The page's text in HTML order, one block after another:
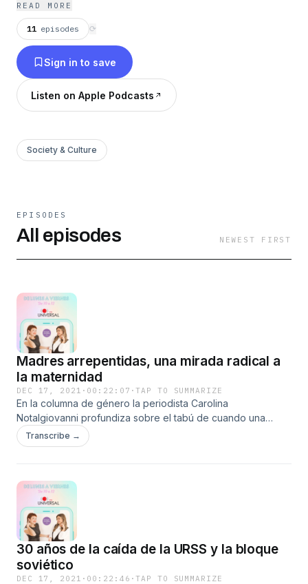
READ MORE
11 episodes ⟳
Sign in to save
Listen on Apple Podcasts
Society & Culture
EPISODES
All episodes NEWEST FIRST
Madres arrepentidas, una mirada radical a
la maternidad
DEC 17, 2021 · 00:22:07 ·TAP TO SUMMARIZE
En la columna de género la periodista Carolina
Notalgiovanni profundiza sobre el tabú de cuando una
mujer decide no tener hijos, los cuestionamientos a la
maternidad y el ser madre y arrepentirse.
Transcribe →
30 años de la caída de la URSS y la bloque
soviético
DEC 17, 2021 · 00:22:46 ·TAP TO SUMMARIZE